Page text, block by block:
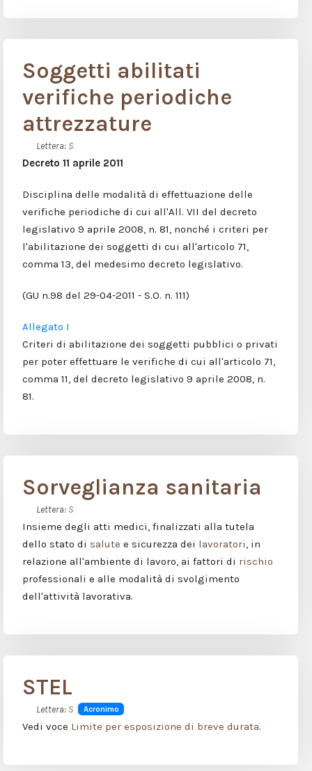
Soggetti abilitati
verifiche periodiche
attrezzature
Lettera: S
Decreto 11 aprile 2011
Disciplina delle modalità di effettuazione delle
verifiche periodiche di cui all'All. VII del decreto
legislativo 9 aprile 2008, n. 81, nonché i criteri per
l'abilitazione dei soggetti di cui all'articolo 71,
comma 13, del medesimo decreto legislativo.
(GU n.98 del 29-04-2011 - S.O. n. 111)
Allegato I
Criteri di abilitazione dei soggetti pubblici o privati
per poter effettuare le verifiche di cui all'articolo 71,
comma 11, del decreto legislativo 9 aprile 2008, n.
81.
Sorveglianza sanitaria
Lettera: S
Insieme degli atti medici, finalizzati alla tutela
dello stato di salute e sicurezza dei lavoratori , in
relazione all'ambiente di lavoro, ai fattori di rischio
professionali e alle modalità di svolgimento
dell'attività lavorativa.
STEL
Lettera: S Acronimo
Vedi voce Limite per esposizione di breve durata.